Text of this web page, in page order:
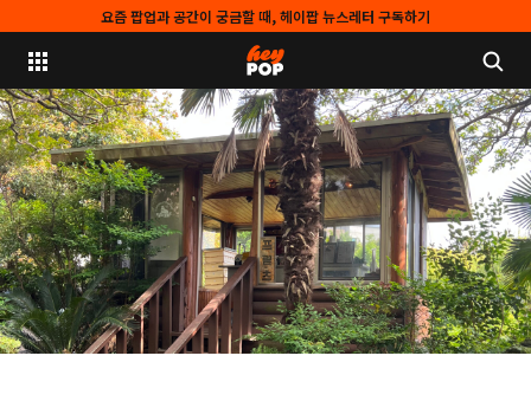
요즘 팝업과 공간이 궁금할 때, 헤이팝 뉴스레터 구독하기